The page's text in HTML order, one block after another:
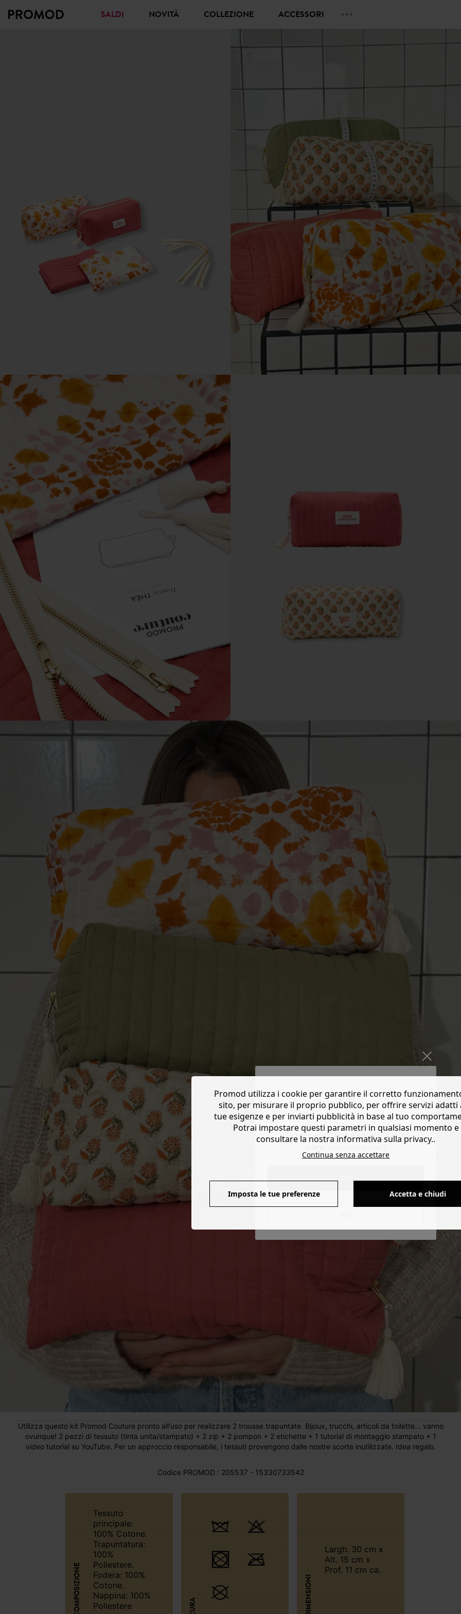
Do you want to be redirected to
SALDI NOVITÀ COLLEZIONE ACCESSORI
Utilizza questo kit Promod Couture pronto all'uso per realizzare 2 trousse trapuntate. Bijoux, trucchi, articoli da toilette... vanno
ovunque! 2 pezzi di tessuto (tinta unita/stampato) + 2 zip + 2 pompon + 2 etichette + 1 tutorial di montaggio stampato + 1
video tutorial su YouTube. Per un approccio responsabile, i tessuti provengono dalle nostre scorte inutilizzate. Idea regalo.
Codice PROMOD : 205537 - 15330733542
COMPOSIZIONE
Tessuto
principale:
100% Cotone.
Trapuntatura:
100%
Poliestere.
Fodera: 100%
Cotone.
Nappina: 100%
Poliestere
CURA DIMENSIONI
Largh. 30 cm x
Alt. 15 cm x
Prof. 11 cm ca.
Promod utilizza i cookie per garantire il corretto
sito, per misurare il proprio pubblico, per offrire servizi adatti
tue esigenze e per inviarti pubblicità in base al tuo
Potrai impostare questi parametri in qualsiasi momento e
consultare la nostra informativa sulla privacy..
Continua senza accettare
Imposta le tue preferenze Accetta e chiudi